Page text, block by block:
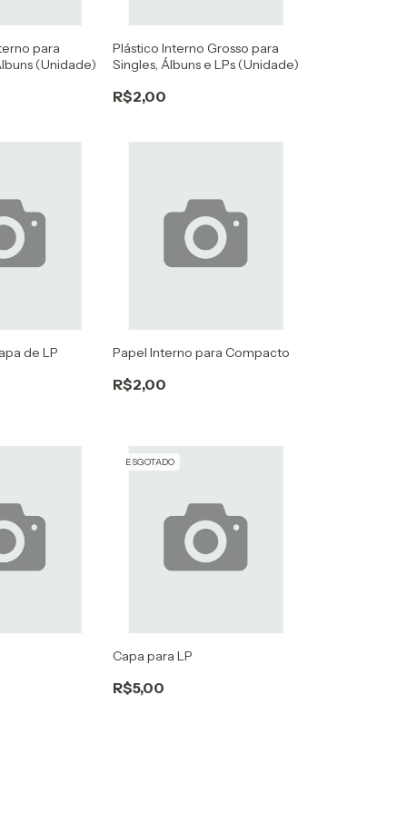
para
(Unidade)
Plástico Interno Grosso para
Singles, Álbuns e LPs (Unidade)
R$2,00
de LP
Papel Interno para Compacto
R$2,00
ESGOTADO
Capa para LP
R$5,00